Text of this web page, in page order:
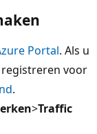
Portal. Als u
voor
.
>Traffic